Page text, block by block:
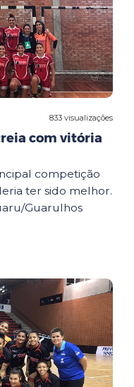
833 visualizações
com vitória
competição
ter sido melhor.
Guarulhos